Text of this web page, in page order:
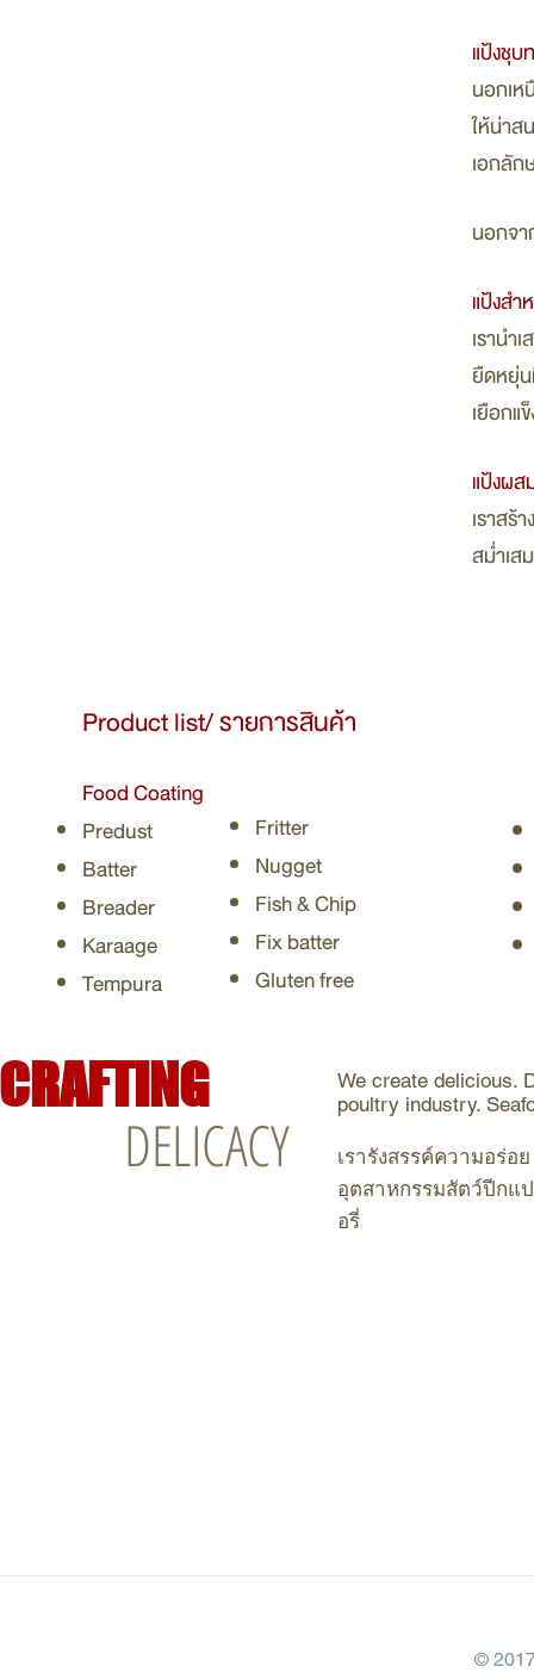
แป้งชุบ
นอกเ
ให้น่าส
เอกลั
นอกจา
แป้งสำ
เรานำ
ยืดหยุ่น
เยือกแ
แป้งผ
เราสร้
สม่ำเส
Product list/ รายการสินค้า
Food Coating
Predust
Batter
Breader
Karaage
Tempura
Fritter
Nugget
Fish & Chip
Fix batter
Gluten free
DELICACY
CRAFTING
We create delicious.
poultry industry.
เรารังสรรค์ความอร่
อุตสาหกรรมสัตว์ปีกแ
อรี่
©